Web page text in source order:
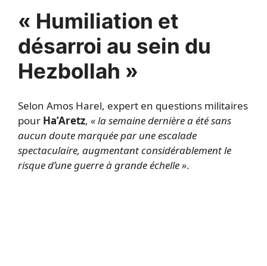
« Humiliation et
désarroi au sein du
Hezbollah »
Selon Amos Harel, expert en questions militaires
pour Ha’Aretz, « la semaine dernière a été sans
aucun doute marquée par une escalade
spectaculaire, augmentant considérablement le
risque d’une guerre à grande échelle ».